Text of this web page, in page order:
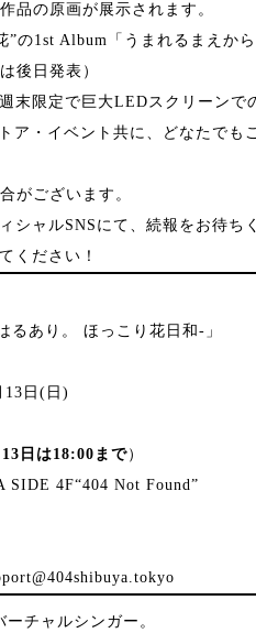
品の原画が展示されます。
”の1st Album「うまれるまえか
後日発表）
末限定で巨大LEDスクリーンで
ア・イベント共に、どなたでも
がございます。
シャルSNSにて、続報をお待ち
ください！
るあり。 ほっこり花日和-」
13日(日)
日は18:00まで）
SIDE 4F“404 Not Found”
チャルシンガー。